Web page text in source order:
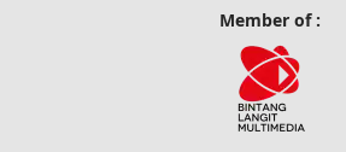
Member of :